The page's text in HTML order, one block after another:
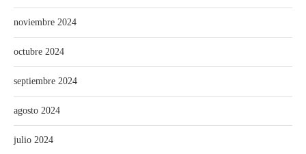
noviembre 2024
octubre 2024
septiembre 2024
agosto 2024
julio 2024